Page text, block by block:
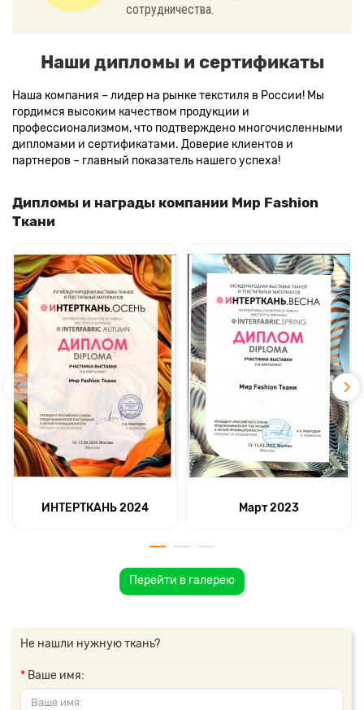
сотрудничества.
Наши дипломы и сертификаты
Наша компания – лидер на рынке текстиля в России! Мы
гордимся высоким качеством продукции и
профессионализмом, что подтверждено многочисленными
дипломами и сертификатами. Доверие клиентов и
партнеров – главный показатель нашего успеха!
Дипломы и награды компании Мир Fashion
Ткани
ИНТЕРТКАНЬ 2024 Март 2023
Перейти в галерею
Не нашли нужную ткань?
Ваше имя: